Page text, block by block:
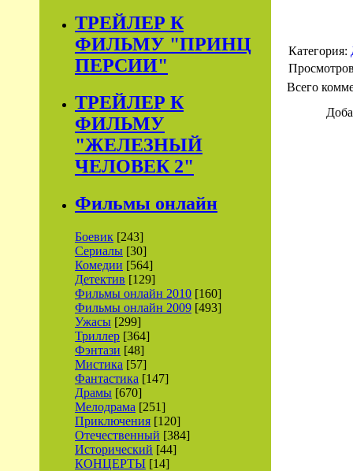
ТРЕЙЛЕР К
ФИЛЬМУ "ПРИНЦ
ПЕРСИИ"
ТРЕЙЛЕР К
ФИЛЬМУ
"ЖЕЛЕЗНЫЙ
ЧЕЛОВЕК 2"
Фильмы онлайн
Боевик [243]
Сериалы [30]
Комедии [564]
Детектив [129]
Фильмы онлайн 2010 [160]
Фильмы онлайн 2009 [493]
Ужасы [299]
Триллер [364]
Фэнтази [48]
Мистика [57]
Фантастика [147]
Драмы [670]
Мелодрама [251]
Приключения [120]
Отечественный [384]
Исторический [44]
КОНЦЕРТЫ [14]
Категория:
Всего